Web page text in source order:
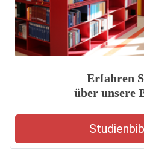
Erfahren
über unsere